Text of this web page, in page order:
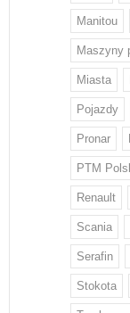
Manitou
Maszyny
Miasta
Pojazdy
Pronar
PTM
Renault
Scania
Serafin
Stokota